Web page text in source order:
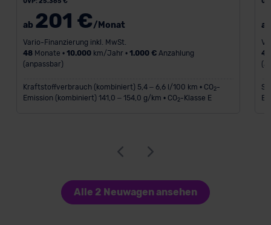
ab 201 €/Monat
Vario-Finanzierung inkl. MwSt.
48Monate • 10.000km/Jahr • 1.000 €Anzahlung
(anpassbar)
Kraftstoffverbrauch (kombiniert) 5,4 – 6,6 l/100 km • CO2-
Emission (kombiniert) 141,0 – 154,0 g/km • CO2-Klasse E
48
Alle 2 Neuwagen ansehen